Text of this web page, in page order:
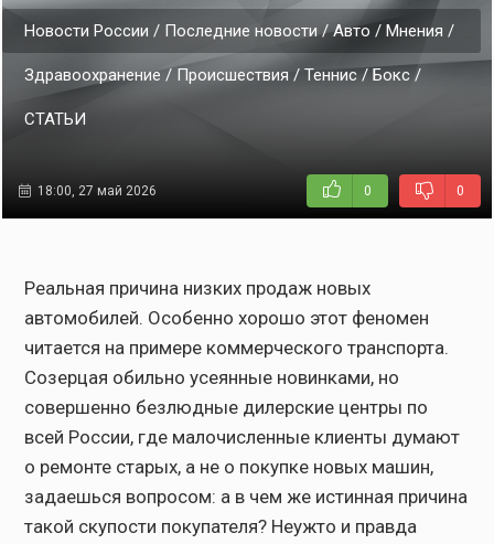
Новости России / Последние новости / Авто / Мнения /
Здравоохранение / Происшествия / Теннис / Бокс /
СТАТЬИ
18:00, 27 май 2026 0 0
Реальная причина низких продаж новых
автомобилей. Особенно хорошо этот феномен
читается на примере коммерческого транспорта.
Созерцая обильно усеянные новинками, но
совершенно безлюдные дилерские центры по
всей России, где малочисленные клиенты думают
о ремонте старых, а не о покупке новых машин,
задаешься вопросом: а в чем же истинная причина
такой скупости покупателя? Неужто и правда